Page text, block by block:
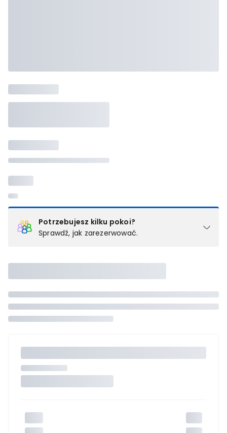
Potrzebujesz kilku pokoi?
Sprawdź, jak zarezerwować.
pokoju (lub apartamencie, willi itd.). Wybierz jedną z ofert z listy
i zarezerwuj ją. Zrób oddzielne rezerwacje dla każdego
kolejnego pokoju lubskontaktuj się z nami,by złożyć
zamówienie u naszego doradcy.
Maksymalna liczba uczestników
maksymalny limit dla 1 pokoju.